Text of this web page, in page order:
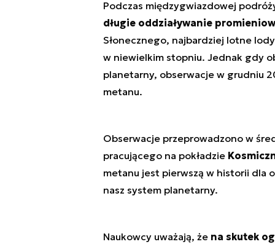
Podczas międzygwiazdowej
długie oddziaływanie
Słonecznego, najbardziej lotne
w niewielkim stopniu. Jednak gdy
planetarny, obserwacje w grudniu
metanu.
Obserwacje przeprowadzono w
pracującego na pokładzie
metanu jest pierwszą w historii dla
nasz system planetarny.
Naukowcy uważają, że na skutek